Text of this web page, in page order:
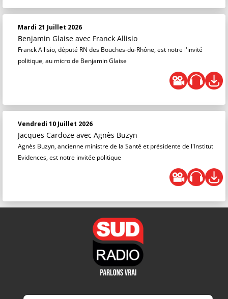
Mardi 21 Juillet 2026
Benjamin Glaise avec Franck Allisio
Franck Allisio, député RN des Bouches-du-Rhône, est notre l'invité
politique, au micro de Benjamin Glaise
Vendredi 10 Juillet 2026
Jacques Cardoze avec Agnès Buzyn
Agnès Buzyn, ancienne ministre de la Santé et présidente de l'Institut
Evidences, est notre invitée politique